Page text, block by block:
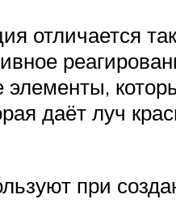
отличается
даёт луч
при